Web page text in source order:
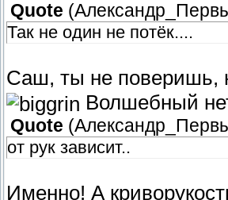
Quote (
Так не один не потёк....
Саш, ты не поверишь,
Волшебный
Quote (
от рук зависит..
Именно! А